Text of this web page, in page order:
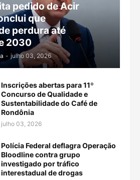
pedido de Acir
que
perdura até
2030
- julho 03, 2026
Inscrições abertas para 11º
Concurso de Qualidade e
Sustentabilidade do Café de
Rondônia
julho 03, 2026
Polícia Federal deflagra Operação
Bloodline contra grupo
investigado por tráfico
interestadual de drogas